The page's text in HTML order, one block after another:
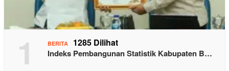
1 BERITA 1285 Dilihat
Indeks Pembangunan Statistik Kabupaten B…